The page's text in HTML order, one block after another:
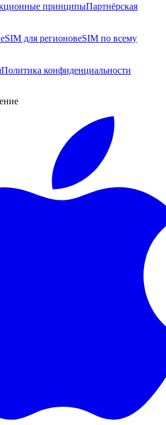
принципыПартнёрская
eSIM для регионовeSIM по всему
Политика конфиденциальности